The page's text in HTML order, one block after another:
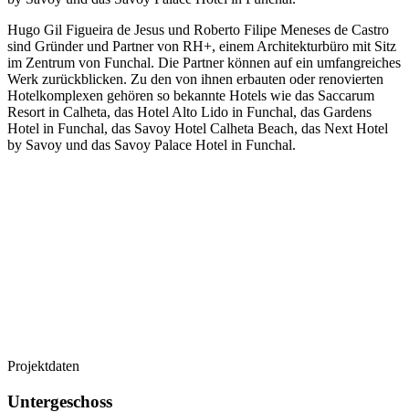
Hugo Gil Figueira de Jesus und Roberto Filipe Meneses de Castro
sind Gründer und Partner von RH+, einem Architekturbüro mit Sitz
im Zentrum von Funchal. Die Partner können auf ein umfangreiches
Werk zurückblicken. Zu den von ihnen erbauten oder renovierten
Hotelkomplexen gehören so bekannte Hotels wie das Saccarum
Resort in Calheta, das Hotel Alto Lido in Funchal, das Gardens
Hotel in Funchal, das Savoy Hotel Calheta Beach, das Next Hotel
by Savoy und das Savoy Palace Hotel in Funchal.
Projektdaten
Untergeschoss